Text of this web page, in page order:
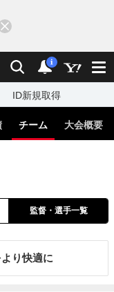
検索 通知
i
ID新規取得
チーム 大会概要
監督・選手一覧
り快適に